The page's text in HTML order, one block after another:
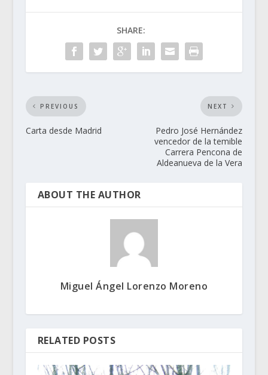
SHARE:
PREVIOUS
Carta desde Madrid
NEXT
Pedro José Hernández
vencedor de la temible
Carrera Pencona de
Aldeanueva de la Vera
ABOUT THE AUTHOR
Miguel Ángel Lorenzo Moreno
RELATED POSTS